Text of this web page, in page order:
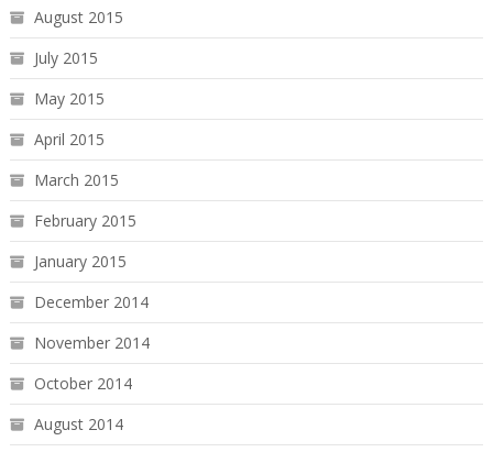
August 2015
July 2015
May 2015
April 2015
March 2015
February 2015
January 2015
December 2014
November 2014
October 2014
August 2014